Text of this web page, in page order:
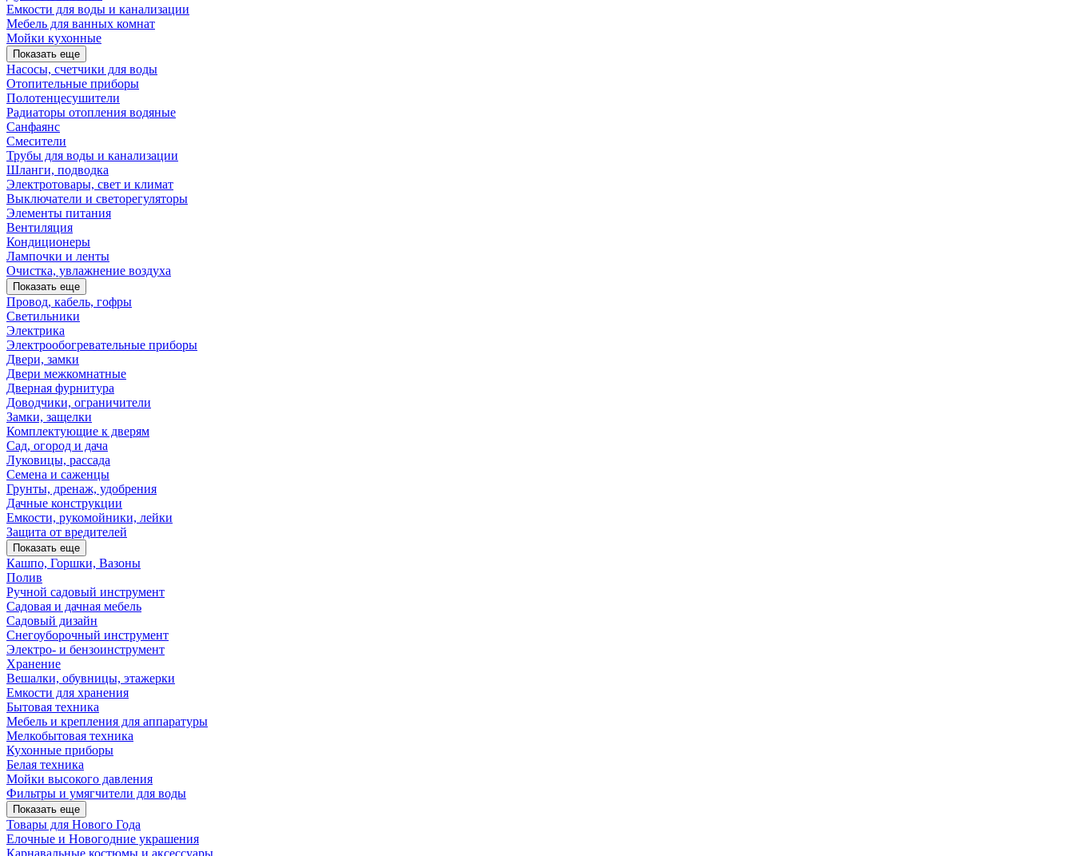
Емкости для воды и канализации
Мебель для ванных комнат
Мойки кухонные
Показать еще
Насосы, счетчики для воды
Отопительные приборы
Полотенцесушители
Радиаторы отопления водяные
Санфаянс
Смесители
Трубы для воды и канализации
Шланги, подводка
Электротовары, свет и климат
Выключатели и светорегуляторы
Элементы питания
Вентиляция
Кондиционеры
Лампочки и ленты
Очистка, увлажнение воздуха
Показать еще
Провод, кабель, гофры
Светильники
Электрика
Электрообогревательные приборы
Двери, замки
Двери межкомнатные
Дверная фурнитура
Доводчики, ограничители
Замки, защелки
Комплектующие к дверям
Сад, огород и дача
Луковицы, рассада
Семена и саженцы
Грунты, дренаж, удобрения
Дачные конструкции
Емкости, рукомойники, лейки
Защита от вредителей
Показать еще
Кашпо, Горшки, Вазоны
Полив
Ручной садовый инструмент
Садовая и дачная мебель
Садовый дизайн
Снегоуборочный инструмент
Электро- и бензоинструмент
Хранение
Вешалки, обувницы, этажерки
Емкости для хранения
Бытовая техника
Мебель и крепления для аппаратуры
Мелкобытовая техника
Кухонные приборы
Белая техника
Мойки высокого давления
Фильтры и умягчители для воды
Показать еще
Товары для Нового Года
Елочные и Новогодние украшения
Карнавальные костюмы и аксессуары